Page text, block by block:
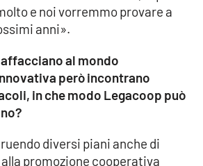
e noi vorremmo provare a
anni».
al mondo
però incontrano
in che modo Legacoop può
diversi piani anche di
promozione cooperativa